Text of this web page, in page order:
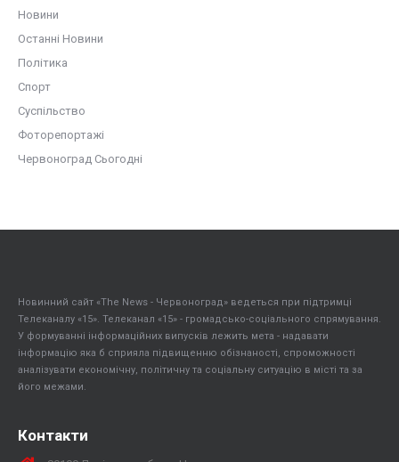
Новини
Останні Новини
Політика
Спорт
Суспільство
Фоторепортажі
Червоноград Сьогодні
Новинний сайт «The News - Червоноград» ведеться при підтримці
Телеканалу «15». Телеканал «15» - громадсько-соціального спрямування.
У формуванні інформаційних випусків лежить мета - надавати
інформацію яка б сприяла підвищенню обізнаності, спроможності
аналізувати економічну, політичну та соціальну ситуацію в місті та за
його межами.
Контакти